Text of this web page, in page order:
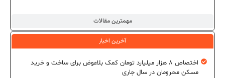
مهمترین مقالات
آخرین اخبار
اختصاص ۸ هزار میلیارد تومان کمک بلاعوض برای ساخت و خرید
مسکن محرومان در سال جاری